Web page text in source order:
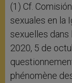
(1) Cf.
sexuales en la
sexuelles dans
2020, 5 de
phénomène